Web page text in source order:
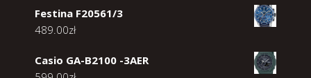
Festina F20561/3
489.00zł
Casio GA-B2100 -3AER